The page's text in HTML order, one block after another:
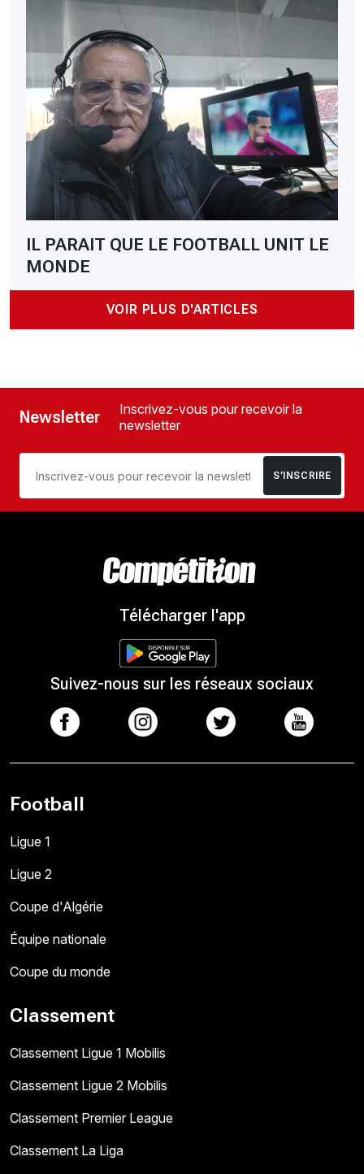
IL PARAIT QUE LE FOOTBALL UNIT LE
MONDE
VOIR PLUS D'ARTICLES
Newsletter
Inscrivez-vous pour recevoir la
newsletter
S’INSCRIRE
Télécharger l'app
Suivez-nous sur les réseaux sociaux
Football
Ligue 1
Ligue 2
Coupe d'Algérie
Équipe nationale
Coupe du monde
Classement
Classement Ligue 1 Mobilis
Classement Ligue 2 Mobilis
Classement Premier League
Classement La Liga